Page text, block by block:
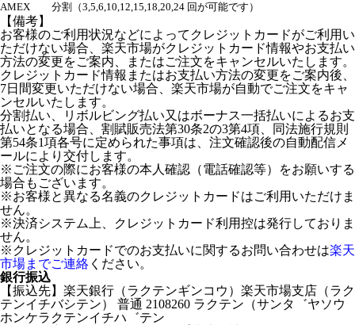
AMEX
分割（3,5,6,10,12,15,18,20,24 回が可能です）
【備考】
お客様のご利用状況などによってクレジットカードがご利用い
ただけない場合、楽天市場がクレジットカード情報やお支払い
方法の変更をご案内、またはご注文をキャンセルいたします。
クレジットカード情報またはお支払い方法の変更をご案内後、
7日間変更いただけない場合、楽天市場が自動でご注文をキャ
ンセルいたします。
分割払い、リボルビング払い又はボーナス一括払いによるお支
払いとなる場合、割賦販売法第30条2の3第4項、同法施行規則
第54条1項各号に定められた事項は、注文確認後の自動配信メ
ールにより交付します。
※ご注文の際にお客様の本人確認（電話確認等）をお願いする
場合もございます。
※お客様と異なる名義のクレジットカードはご利用いただけま
せん。
※決済システム上、クレジットカード利用控は発行しておりま
せん。
※クレジットカードでのお支払いに関するお問い合わせは楽天
市場までご連絡 ください。
銀行振込
【振込先】楽天銀行（ラクテンギンコウ）楽天市場支店（ラク
テンイチバシテン） 普通 2108260 ラクテン（サンタ゛ヤソウ
ホンケラクテンイチハ゛テン